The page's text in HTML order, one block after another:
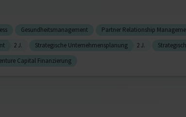
Gesundheitsmanagement Partner Relationship
2 J. Strategische Unternehmensplanung 2 J.
Capital Finanzierung